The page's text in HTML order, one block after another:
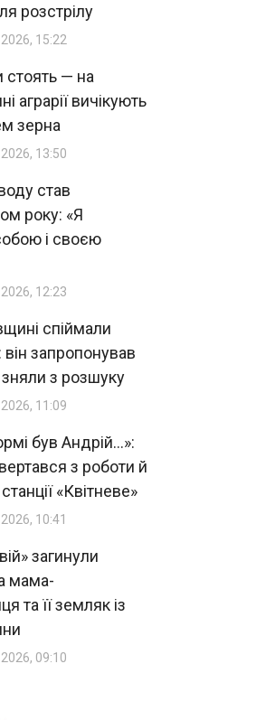
розстрілу
15:22
стоять — на
аграрії вичікують
зерна
13:50
став
року: «Я
і своєю
12:23
спіймали
запропонував
з розшуку
11:09
був Андрій...»:
з роботи й
«Квітневе»
10:41
загинули
мама-
та її земляк із
09:10